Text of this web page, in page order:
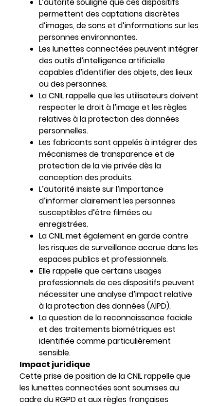
permettent des captations discrètes
d’images, de sons et d’informations sur les
personnes environnantes.
Les lunettes connectées peuvent intégrer
des outils d’intelligence artificielle
capables d’identifier des objets, des lieux
ou des personnes.
La CNIL rappelle que les utilisateurs doivent
respecter le droit à l’image et les règles
relatives à la protection des données
personnelles.
Les fabricants sont appelés à intégrer des
mécanismes de transparence et de
protection de la vie privée dès la
conception des produits.
L’autorité insiste sur l’importance
d’informer clairement les personnes
susceptibles d’être filmées ou
enregistrées.
La CNIL met également en garde contre
les risques de surveillance accrue dans les
espaces publics et professionnels.
Elle rappelle que certains usages
professionnels de ces dispositifs peuvent
nécessiter une analyse d’impact relative
à la protection des données (AIPD).
La question de la reconnaissance faciale
et des traitements biométriques est
identifiée comme particulièrement
sensible.
Impact juridique
Cette prise de position de la CNIL rappelle que
les lunettes connectées sont soumises au
cadre du RGPD et aux règles françaises